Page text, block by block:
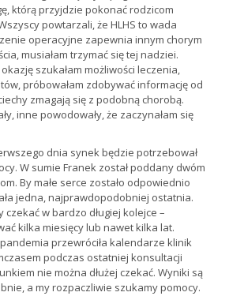
którą przyjdzie pokonać rodzicom
powtarzali, że HLHS to wada
operacyjne zapewnia innym chorym
musiałam trzymać się tej nadziei.
szukałam możliwości leczenia,
próbowałam zdobywać informację od
zmagają się z podobną chorobą.
inne powodowały, że zaczynałam się
dnia synek będzie potrzebował
W sumie Franek został poddany dwóm
By małe serce zostało odpowiednio
jedna, najprawdopodobniej ostatnia.
czekać w bardzo długiej kolejce –
kilka miesięcy lub nawet kilka lat.
przewróciła kalendarze klinik
podczas ostatniej konsultacji
nie można dłużej czekać. Wyniki są
a my rozpaczliwie szukamy pomocy.